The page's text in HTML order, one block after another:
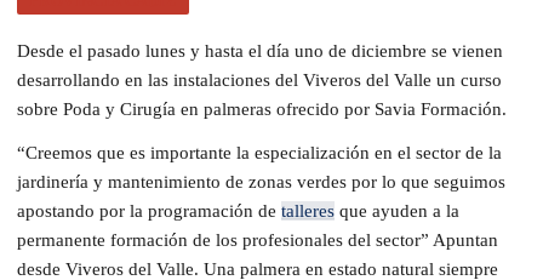
Desde el pasado lunes y hasta el día uno de diciembre se vienen
desarrollando en las instalaciones del Viveros del Valle un curso
sobre Poda y Cirugía en palmeras ofrecido por Savia Formación.
“Creemos que es importante la especialización en el sector de la
jardinería y mantenimiento de zonas verdes por lo que seguimos
apostando por la programación de talleres que ayuden a la
permanente formación de los profesionales del sector” Apuntan
desde Viveros del Valle. Una palmera en estado natural siempre